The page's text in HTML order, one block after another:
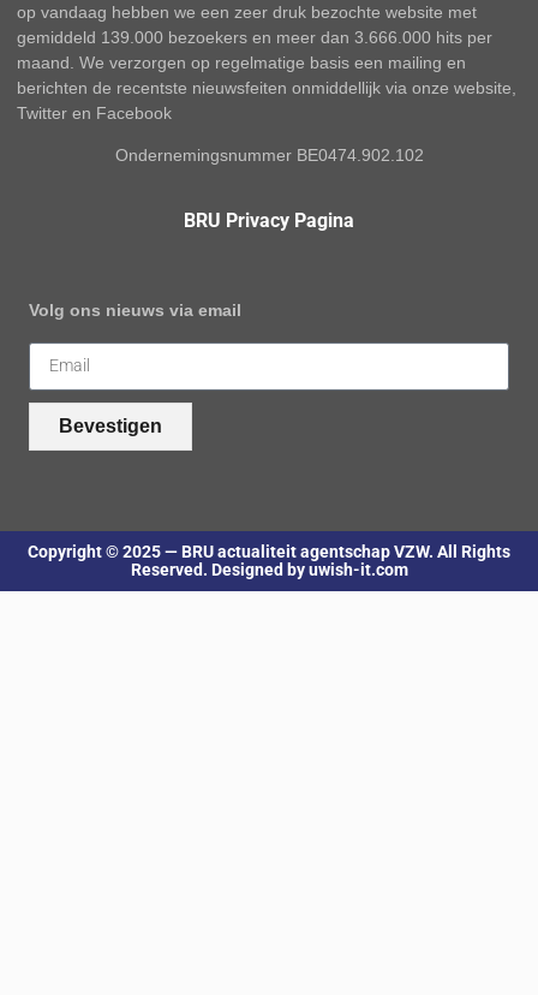
op vandaag hebben we een zeer druk bezochte website met
gemiddeld 139.000 bezoekers en meer dan 3.666.000 hits per
maand. We verzorgen op regelmatige basis een mailing en
berichten de recentste nieuwsfeiten onmiddellijk via onze website,
Twitter en Facebook
Ondernemingsnummer BE0474.902.102
BRU Privacy Pagina
Volg ons nieuws via email
Bevestigen
Copyright © 2025 — BRU actualiteit agentschap VZW. All Rights
Reserved. Designed by uwish-it.com